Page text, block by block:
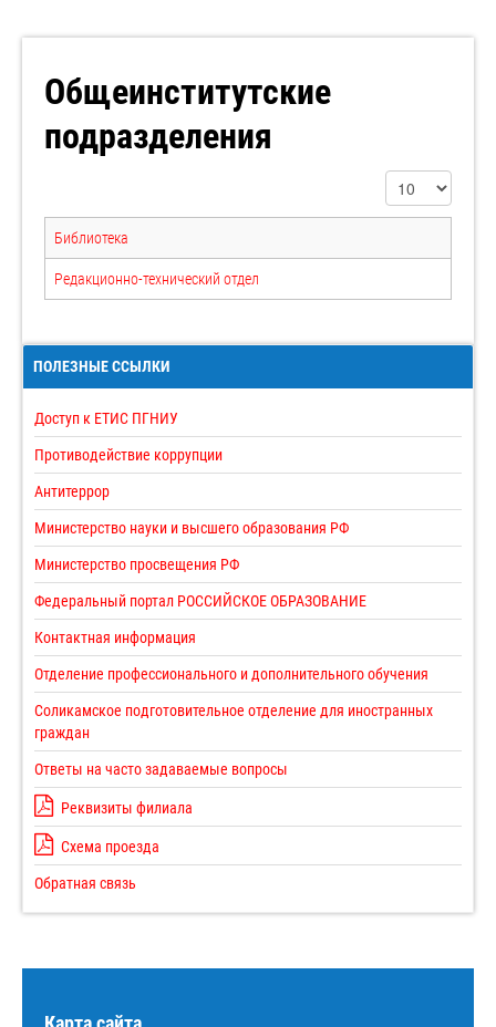
Общеинститутские
подразделения
Кол-во строк:
Библиотека
Редакционно-технический отдел
ПОЛЕЗНЫЕ ССЫЛКИ
Доступ к ЕТИС ПГНИУ
Противодействие коррупции
Антитеррор
Министерство науки и высшего образования РФ
Министерство просвещения РФ
Федеральный портал РОССИЙСКОЕ ОБРАЗОВАНИЕ
Контактная информация
Отделение профессионального и дополнительного обучения
Соликамское подготовительное отделение для иностранных
граждан
Ответы на часто задаваемые вопросы
Реквизиты филиала
Схема проезда
Обратная связь